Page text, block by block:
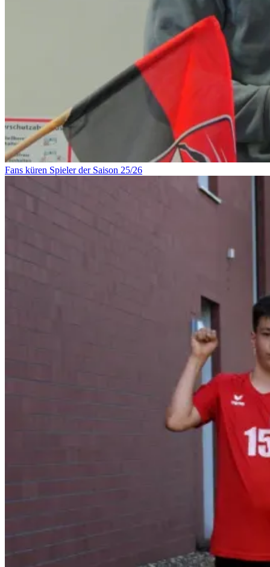
Fans küren Spieler der Saison 25/26